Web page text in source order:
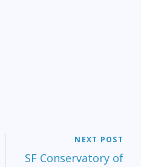
NEXT POST
SF Conservatory of